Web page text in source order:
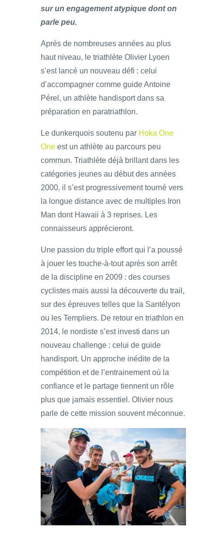
sur un engagement atypique dont on
parle peu.
Après de nombreuses années au plus
haut niveau, le triathlète Olivier Lyoen
s’est lancé un nouveau défi : celui
d’accompagner comme guide Antoine
Pérel, un athlète handisport dans sa
préparation en paratriathlon.
Le dunkerquois soutenu par Hoka One
One est un athlète au parcours peu
commun. Triathlète déjà brillant dans les
catégories jeunes au début des années
2000, il s’est progressivement tourné vers
la longue distance avec de multiples Iron
Man dont Hawaii à 3 reprises. Les
connaisseurs apprécieront.
Une passion du triple effort qui l’a poussé
à jouer les touche-à-tout après son arrêt
de la discipline en 2009 : des courses
cyclistes mais aussi la découverte du trail,
sur des épreuves telles que la Santélyon
ou les Templiers. De retour en triathlon en
2014, le nordiste s’est investi dans un
nouveau challenge : celui de guide
handisport. Un approche inédite de la
compétition et de l’entrainement où la
confiance et le partage tiennent un rôle
plus que jamais essentiel. Olivier nous
parle de cette mission souvent méconnue.